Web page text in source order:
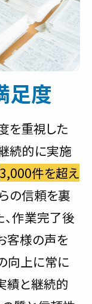
足度
を重視した
続的に実施
3,000件を超え
の信頼を裏
、作業完了後
客様の声を
向上に常に
績と継続的